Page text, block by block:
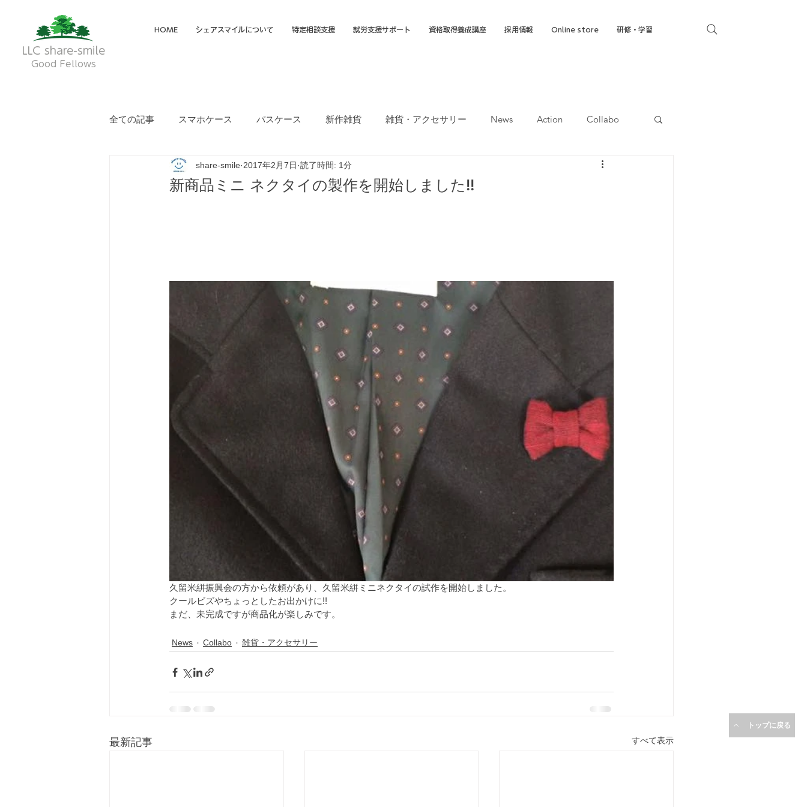
LLC share-smile
Good Fellows
HOME シェアスマイルについて 特定相談支援 就労支援サポート 資格取得養成講座 採用情報 Online store 研修・学習
トップに戻る
全ての記事 スマホケース パスケース 新作雑貨 雑貨・アクセサリー News Action Collabo
メイディア掲載・動画 フクオカTシャツマーケット 就労移行支援
新商品ミニ ネクタイの製作を開始しました!!
share-smile 2017年2月7日 読了時間: 1分
久留米絣振興会の方から依頼があり、久留米絣ミニネクタイの試作を開始しました。
クールビズやちょっとしたお出かけに!!
まだ、未完成ですが商品化が楽しみです。
News Collabo 雑貨・アクセサリー
最新記事 すべて表示